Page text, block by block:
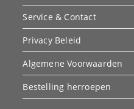
Service & Contact
Privacy Beleid
Algemene Voorwaarden
Bestelling herroepen